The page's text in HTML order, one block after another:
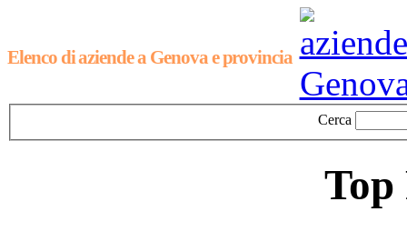
Elenco di aziende a Genova e provincia
Cerca
Top